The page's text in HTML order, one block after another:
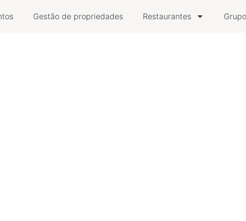
Gestão de propriedades Restaurantes Grupo